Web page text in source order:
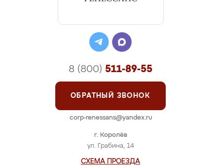
г. Королёв
ул. Грабина, 14
СХЕМА ПРОЕЗДА
8 (800) 511-89-55
ОБРАТНЫЙ ЗВОНОК
corp-renessans@yandex.ru